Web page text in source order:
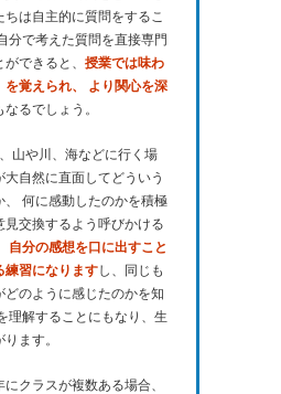
ちは自主的に質問をするこ
分で考えた質問を直接専門
できると、 授業では味わ
を覚えられ、 より関心を深
なるでしょう。
山や川、海などに行く場
自然に直面してどういう
、 何に感動したのかを積極
見交換するよう呼びかける
自分の感想を口に出すこと
練習になりますし、同じも
どのように感じたのかを知
理解することにもなり、生
ます。
クラスが複数ある場合、